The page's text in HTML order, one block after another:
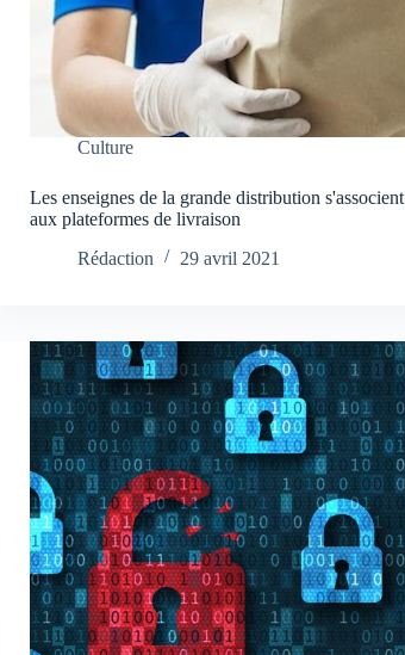
Culture
Les enseignes de la grande distribution s'associent
aux plateformes de livraison
Rédaction
29 avril 2021